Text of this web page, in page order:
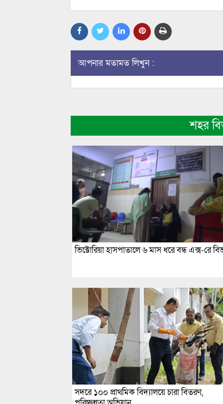
আপনার মতামত লিখুন :
শহর
ভিক্টোরিয়া হাসপাতালে ৬ মাস ধরে বন্ধ এক্স-রে
সদরে ১০০ প্রাথমিক বিদ্যালয়ে চারা বিতরণ,